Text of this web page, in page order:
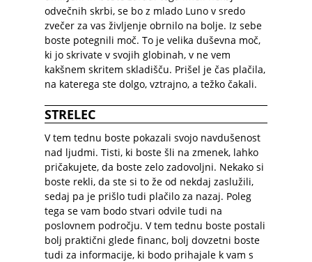
odvečnih skrbi, se bo z mlado Luno v sredo
zvečer za vas življenje obrnilo na bolje. Iz sebe
boste potegnili moč. To je velika duševna moč,
ki jo skrivate v svojih globinah, v ne vem
kakšnem skritem skladišču. Prišel je čas plačila,
na katerega ste dolgo, vztrajno, a težko čakali.
STRELEC
V tem tednu boste pokazali svojo navdušenost
nad ljudmi. Tisti, ki boste šli na zmenek, lahko
pričakujete, da boste zelo zadovoljni. Nekako si
boste rekli, da ste si to že od nekdaj zaslužili,
sedaj pa je prišlo tudi plačilo za nazaj. Poleg
tega se vam bodo stvari odvile tudi na
poslovnem področju. V tem tednu boste postali
bolj praktični glede financ, bolj dovzetni boste
tudi za informacije, ki bodo prihajale k vam s